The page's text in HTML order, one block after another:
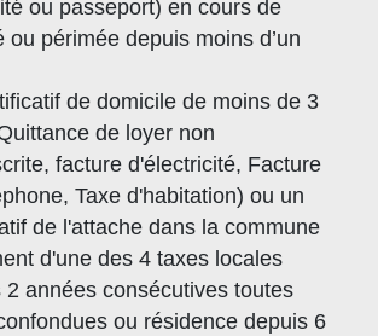
ou passeport) en cours de
ou périmée depuis moins d’un
de domicile de moins de 3
de loyer non
facture d'électricité, Facture
Taxe d'habitation) ou un
de l'attache dans la commune
d'une des 4 taxes locales
2 années consécutives toutes
ou résidence depuis 6